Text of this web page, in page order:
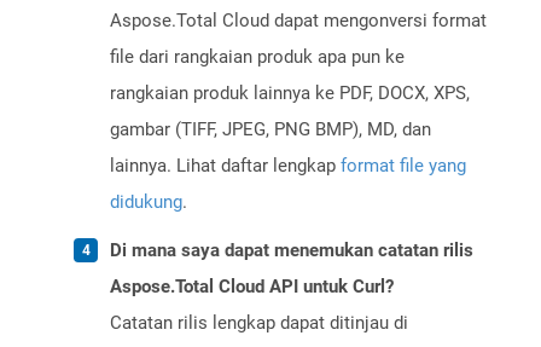
Aspose.Total Cloud dapat mengonversi format
file dari rangkaian produk apa pun ke
rangkaian produk lainnya ke PDF, DOCX, XPS,
gambar (TIFF, JPEG, PNG BMP), MD, dan
lainnya. Lihat daftar lengkap format file yang
didukung.
Di mana saya dapat menemukan catatan rilis
Aspose.Total Cloud API untuk Curl?
Catatan rilis lengkap dapat ditinjau di